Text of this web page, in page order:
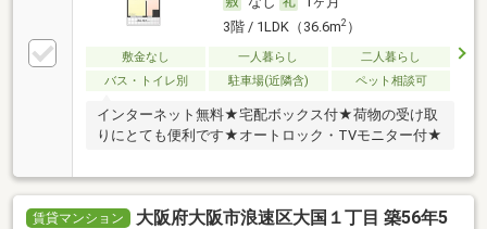
3階 / 1LDK（36.6m2）
敷金なし 一人暮らし
二人暮らし
バス・トイレ別
駐車場(近隣含) ペット相談可
インターネット無料★宅配ボックス付★荷物の受け取
りにとても便利です★オートロック・TVモニター付★
賃貸マンション
大阪府大阪市浪速区大国１丁目 築56年5